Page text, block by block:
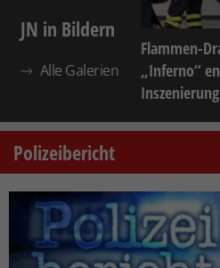
JN in Bildern
Alle Galerien
Flammen-
„Inferno“
Inszenierung
Polizeibericht